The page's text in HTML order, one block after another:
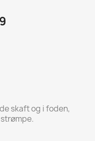
skaft og i foden,